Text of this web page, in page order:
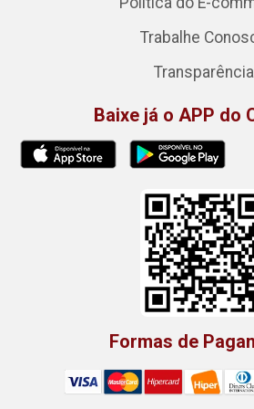
Trabalhe
Transparência
Baixe já o APP do
Formas de